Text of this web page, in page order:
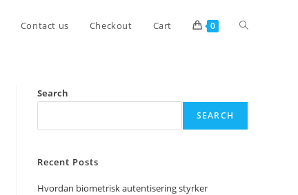
Contact us Checkout Cart 0
Search
SEARCH
Recent Posts
Hvordan biometrisk autentisering styrker